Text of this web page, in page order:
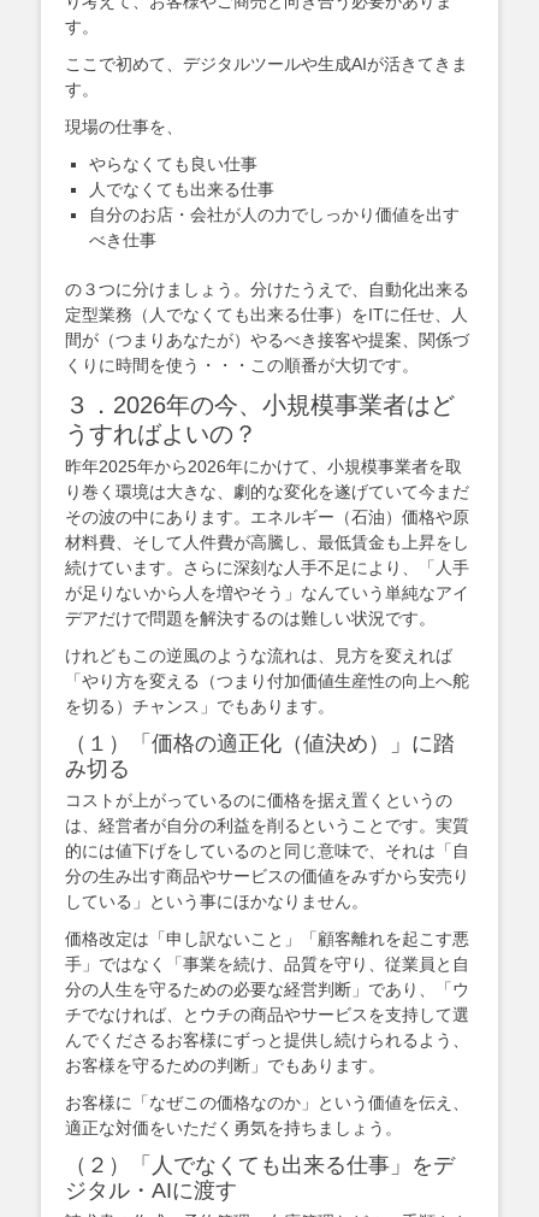
す。
ここで初めて、デジタルツールや生成AIが活きてきま
す。
現場の仕事を、
やらなくても良い仕事
人でなくても出来る仕事
自分のお店・会社が人の力でしっかり価値を出す
べき仕事
の３つに分けましょう。分けたうえで、自動化出来る
定型業務（人でなくても出来る仕事）をITに任せ、人
間が（つまりあなたが）やるべき接客や提案、関係づ
くりに時間を使う・・・この順番が大切です。
３．2026年の今、小規模事業者はど
うすればよいの？
昨年2025年から2026年にかけて、小規模事業者を取
り巻く環境は大きな、劇的な変化を遂げていて今まだ
その波の中にあります。エネルギー（石油）価格や原
材料費、そして人件費が高騰し、最低賃金も上昇をし
続けています。さらに深刻な人手不足により、「人手
が足りないから人を増やそう」なんていう単純なアイ
デアだけで問題を解決するのは難しい状況です。
けれどもこの逆風のような流れは、見方を変えれば
「やり方を変える（つまり付加価値生産性の向上へ舵
を切る）チャンス」でもあります。
（１）「価格の適正化（値決め）」に踏
み切る
コストが上がっているのに価格を据え置くというの
は、経営者が自分の利益を削るということです。実質
的には値下げをしているのと同じ意味で、それは「自
分の生み出す商品やサービスの価値をみずから安売り
している」という事にほかなりません。
価格改定は「申し訳ないこと」「顧客離れを起こす悪
手」ではなく「事業を続け、品質を守り、従業員と自
分の人生を守るための必要な経営判断」であり、「ウ
チでなければ、とウチの商品やサービスを支持して選
んでくださるお客様にずっと提供し続けられるよう、
お客様を守るための判断」でもあります。
お客様に「なぜこの価格なのか」という価値を伝え、
適正な対価をいただく勇気を持ちましょう。
（２）「人でなくても出来る仕事」をデ
ジタル・AIに渡す